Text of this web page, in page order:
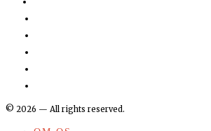
© 2026 — All rights reserved.